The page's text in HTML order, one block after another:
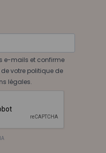
e-mails et confirme
votre politique de
légales.